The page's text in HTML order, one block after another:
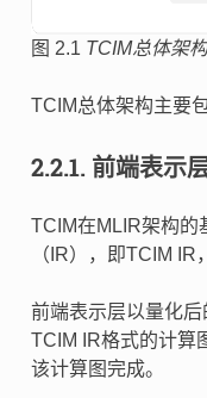
图 2.1 TCIM总体架构
TCIM总体架构主要
2.2.1. 前端表示
TCIM在MLIR架构的
（IR），即TCIM IR
前端表示层以量化
TCIM IR格式的计算
该计算图完成。